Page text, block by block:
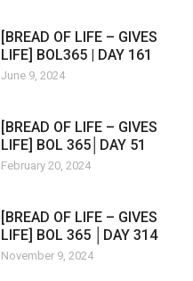
[BREAD OF LIFE – GIVES
LIFE] BOL365 | DAY 161
June 9, 2024
[BREAD OF LIFE – GIVES
LIFE] BOL 365│DAY 51
February 20, 2024
[BREAD OF LIFE – GIVES
LIFE] BOL 365 │DAY 314
November 9, 2024